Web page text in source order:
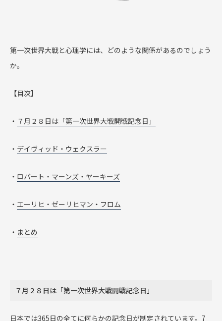
第一次世界大戦と心理学には、どのような関係があるのでしょう
か。
【目次】
・ ７月２８日は「第一次世界大戦開戦記念日」
・ デイヴィッド・ウェクスラー
・ ロバート・マーンズ・ヤーキーズ
・ エーリヒ・ゼーリヒマン・フロム
・ まとめ
７月２８日は「第一次世界大戦開戦記念日」
日本では365日の全てに何らかの記念日が制定されています。 7